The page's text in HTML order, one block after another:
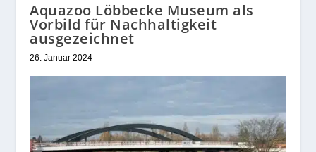
Aquazoo Löbbecke Museum als
Vorbild für Nachhaltigkeit
ausgezeichnet
26. Januar 2024